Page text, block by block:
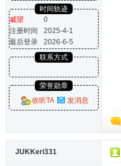
时间轨迹
威望
0
注册时间
2025-4-1
最后登录
2026-6-5
联系方式
荣誉勋章
收听TA
发消息
JUKKeri331